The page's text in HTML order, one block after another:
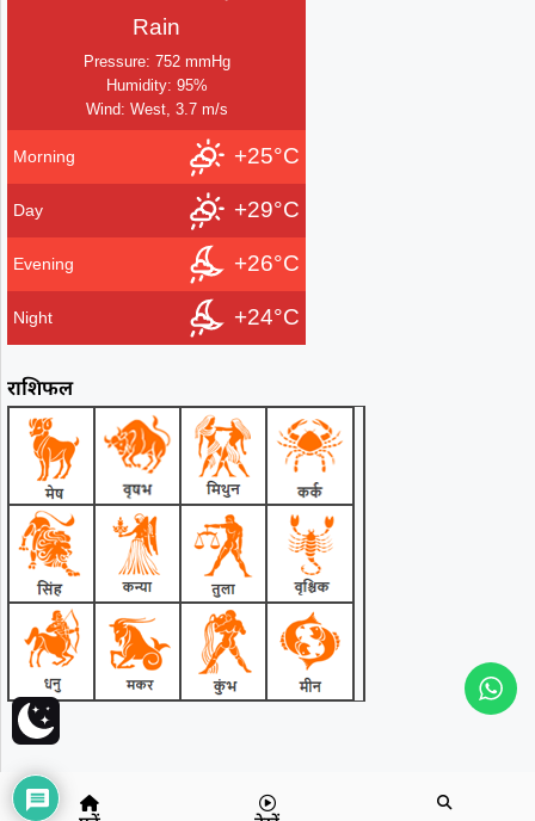
Rain
Pressure: 752 mmHg
Humidity: 95%
Wind: West, 3.7 m/s
Morning +25°C
Day +29°C
Evening +26°C
Night +24°C
राशिफल